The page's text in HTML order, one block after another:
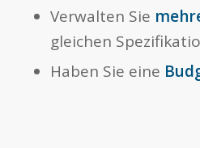
Verwalten Sie
gleichen
Haben Sie eine